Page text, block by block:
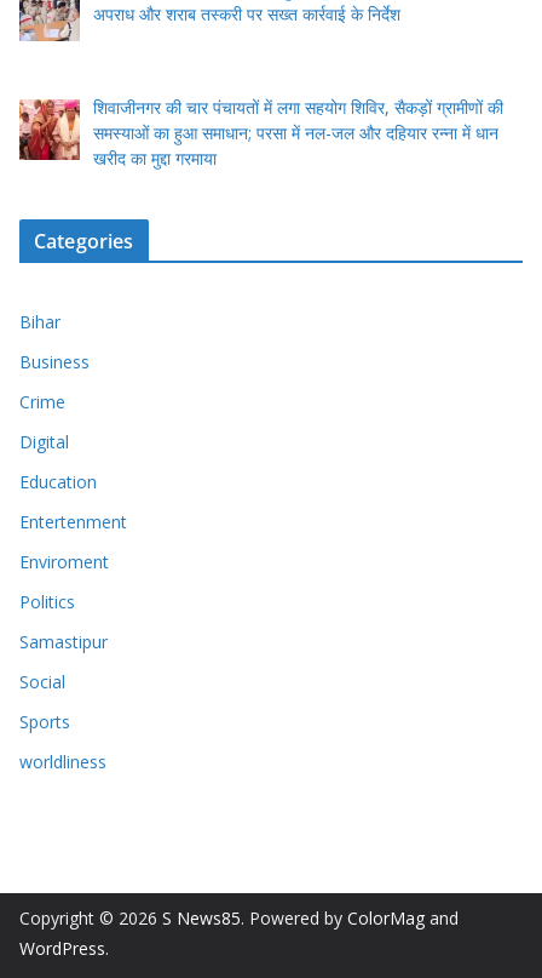
अपराध और शराब तस्करी पर सख्त कार्रवाई के निर्देश
शिवाजीनगर की चार पंचायतों में लगा सहयोग शिविर, सैकड़ों ग्रामीणों की
समस्याओं का हुआ समाधान; परसा में नल-जल और दहियार रन्ना में धान
खरीद का मुद्दा गरमाया
Categories
Bihar
Business
Crime
Digital
Education
Entertenment
Enviroment
Politics
Samastipur
Social
Sports
worldliness
Copyright © 2026 S News85. Powered by ColorMag and
WordPress.